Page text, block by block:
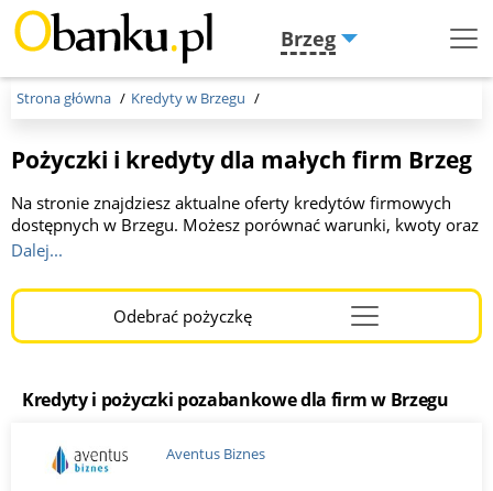
Brzeg
Menu
Strona główna Kredyty w Brzegu
Pożyczki i kredyty dla małych firm Brzeg
Na stronie znajdziesz aktualne oferty kredytów firmowych
dostępnych w Brzegu. Możesz porównać warunki, kwoty oraz
okresy spłaty oferowane przez różne banki. Kwota do 1 000
000 zł, okres kredytowania od 2 do 36 miesięcy. To idealne
miejsce dla przedsiębiorców szukających korzystnego
finansowania. Wybierz optymalną dla Ciebie ofertę, kliknij link
i wypełnij wniosek online. Otrzymaj szybką a korzystną
Dalej...
Odebrać pożyczkęMenu
Burger
Kredyty i pożyczki pozabankowe dla firm w Brzegu
Aventus Biznes